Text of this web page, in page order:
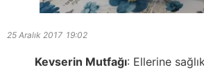
25 Aralık 2017 19:02
Kevserin Mutfağı: Ellerine